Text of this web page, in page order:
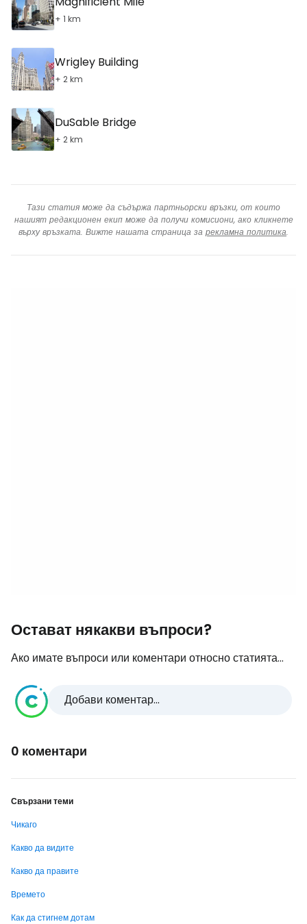
+ 1 km
Wrigley Building
+ 2 km
DuSable Bridge
+ 2 km
Тази статия може да съдържа партньорски връзки, от които
нашият редакционен екип може да получи комисиони, ако кликнете
върху връзката. Вижте нашата страница за рекламна политика.
Остават някакви въпроси?
Ако имате въпроси или коментари относно статията...
Добави коментар...
0 коментари
Свързани теми
Чикаго
Какво да видите
Какво да правите
Времето
Как да стигнем дотам